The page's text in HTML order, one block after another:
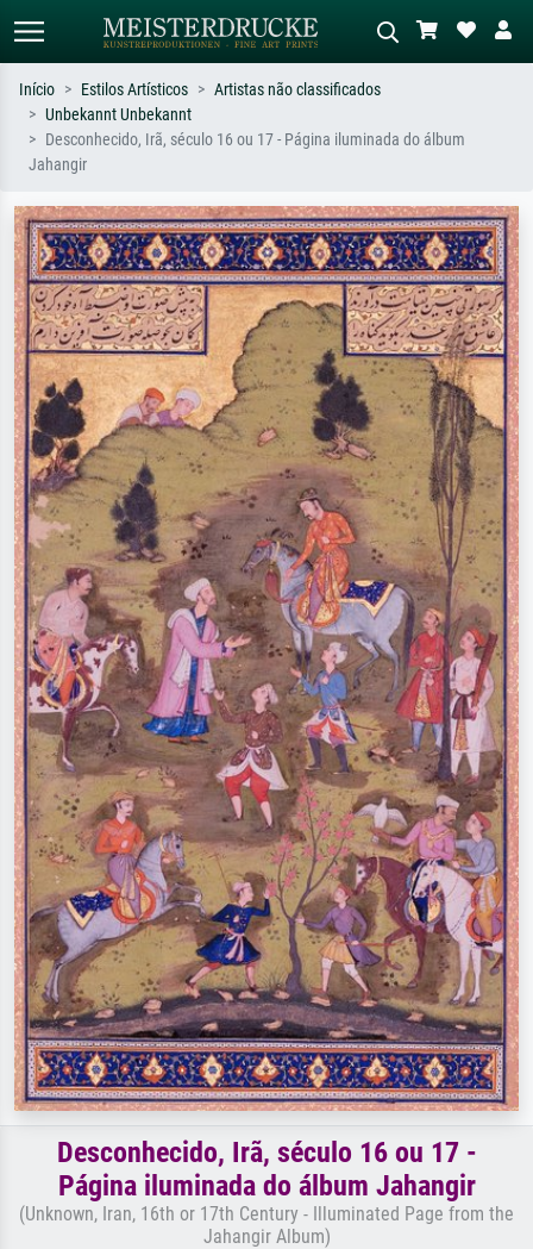
Pesquisa padrão Pesquisa de imagens IA
Pesquise por artista, título ou estilo –
impressionismo, onda de Hokusai, nu.
a óleo escura, nu em pé ao lado de
uma árvore.
Início Estilos Artísticos
Artistas não classificados
Unbekannt Unbekannt
Desconhecido, Irã, século 16 ou 17 - Página iluminada do álbum
Jahangir
Desconhecido, Irã, século 16 ou 17 -
Página iluminada do álbum Jahangir
(Unknown, Iran, 16th or 17th Century - Illuminated Page from the
Jahangir Album)